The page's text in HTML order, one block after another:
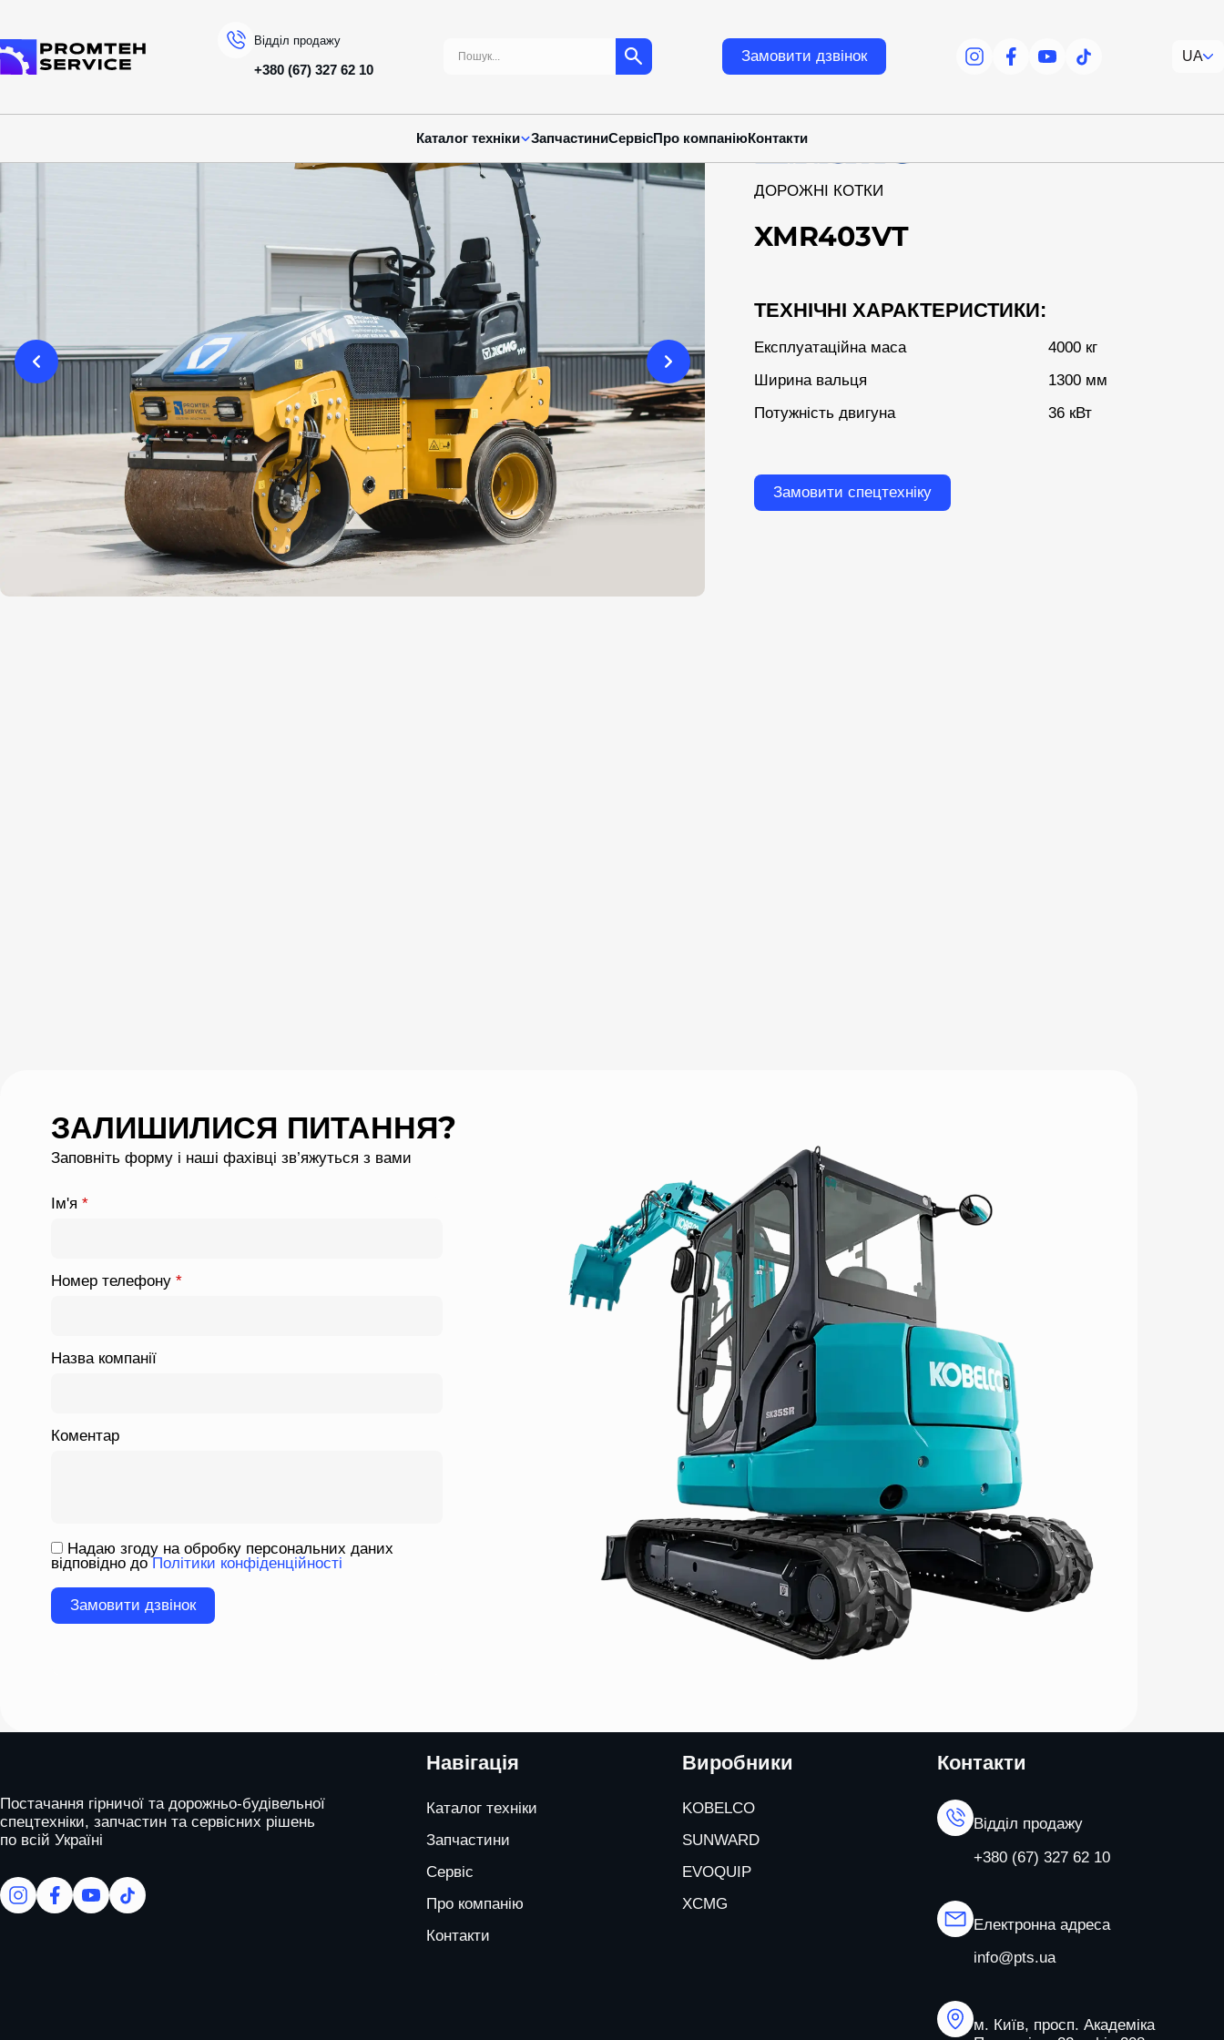
Відділ продажу
+380 (67) 327 62 10
Замовити дзвінок
facebookfacebookyoutubetiktok
UA
Каталог техніки ЗапчастиниСервісПро компаніюКонтакти
КАТАЛОГ ТЕХНІКИ XCMG ДОРОЖНІ КОТКИ XMR403VT
ДОРОЖНІ КОТКИ
XMR403VT
ТЕХНІЧНІ ХАРАКТЕРИСТИКИ:
Експлуатаційна маса
4000 кг
Ширина вальця
1300 мм
Потужність двигуна
36 кВт
Замовити спецтехніку
ЗАЛИШИЛИСЯ ПИТАННЯ?
Заповніть форму і наші фахівці зв’яжуться з вами
Ім'я *
Номер телефону *
Назва компанії
Коментар
Надаю згоду на обробку персональних даних
відповідно доПолітики конфіденційності
Постачання гірничої та дорожньо-будівельної
спецтехніки, запчастин та сервісних рішень
по всій Україні
facebookfacebookyoutube
tiktok
Навігація
Каталог техніки
Запчастини
Сервіс
Про компанію
Контакти
Виробники
KOBELCO
SUNWARD
EVOQUIP
XCMG
Контакти
Відділ продажу
+380 (67) 327 62 10
Електронна адреса
info@pts.ua
м. Київ, просп. Академіка